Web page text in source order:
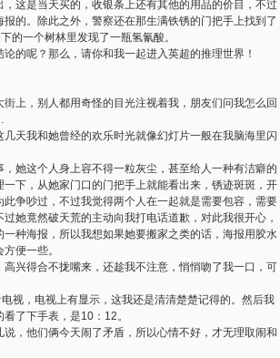
这是当天买的，收银条上还有其他的用品的价目，不过
的。除此之外，警察还在那生满铁锈的门把手上找到了
的一个树林里发现了一瓶氢氰酸。
呢？那么，请你和我一起进入英超的推理世界！
上，别人都用奇怪的目光注视着我，朋友们问我怎么回
天我和她曾经的欢乐时光就像幻灯片一般在我脑海里闪
她这个人身上容不得一粒灰尘，甚至给人一种有洁癖的
下，从她家门口的门把手上就能看出来，锈迹斑斑，开
争吵过，不过我觉得两个人在一起就是需要包容，需要
她竟然破天荒的主动向我打电话道歉，对此我很开心，
种海报，所以我想如果她要搬家之类的话，海报用胶水
便一些。
兴得合不拢嘴来，还趁我不注意，悄悄吻了我一口，可
，电视上有显示，这我还是清清楚楚记得的。然后我
了下手表，是10：12。
，他们俩今天闹了矛盾，所以心情不好，才无理取闹和